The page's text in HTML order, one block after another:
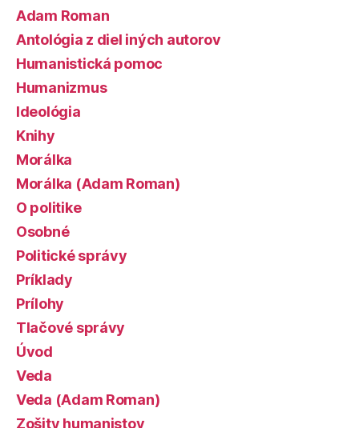
Adam Roman
Antológia z diel iných autorov
Humanistická pomoc
Humanizmus
Ideológia
Knihy
Morálka
Morálka (Adam Roman)
O politike
Osobné
Politické správy
Príklady
Prílohy
Tlačové správy
Úvod
Veda
Veda (Adam Roman)
Zošity humanistov